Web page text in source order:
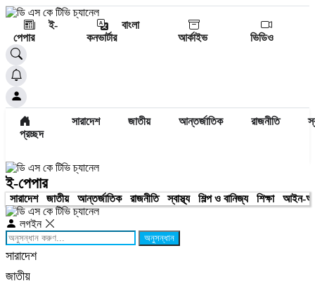
ই-
পেপার
বাংলা
কনভার্টার
আর্কাইভ ভিডিও
প্রচ্ছদ
সারাদেশ জাতীয় আন্তর্জাতিক রাজনীতি
ই-পেপার
সারাদেশ জাতীয় আন্তর্জাতিক রাজনীতি স্বাস্থ্য শিল্প ও বানিজ্য শিক্ষা আইন-
লগইন
অনুসন্ধান
সারাদেশ
জাতীয়